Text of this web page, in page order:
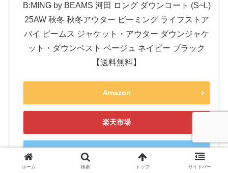
B:MING by BEAMS 河田 ロング ダウンコート (S~L)
25AW 秋冬 秋冬アウター ビーミング ライフストア
バイ ビームス ジャケット・アウター ダウンジャケ
ット・ダウンベスト ベージュ ネイビー ブラック
【送料無料】
Amazon
楽天市場
Yahooショッピング
ホーム 検索 トップ サイドバー